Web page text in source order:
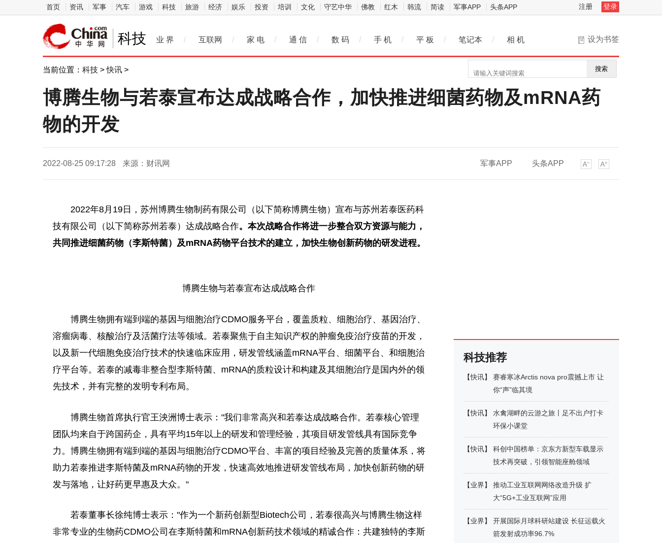
首页 资讯 军事 汽车 游戏 科技 旅游 经济 娱乐 投资 培训 文化 守艺中华 佛教 红木 韩流 简读 军事APP 头条APP 注册 登录
科技 设为书签
业 界 / 互联网 / 家 电 / 通 信 / 数 码 / 手 机 / 平 板 / 笔记本 / 相 机
当前位置： 科技 >快讯 > 搜索
博腾生物与若泰宣布达成战略合作，加快推进细菌药物及mRNA药
物的开发
2022-08-25 09:17:28 来源：财讯网 军事APP 头条APP
2022年8月19日，苏州博腾生物制药有限公司（以下简称博腾生物）宣布与苏州若泰医药科
技有限公司（以下简称苏州若泰）达成战略合作。 本次战略合作将进一步整合双方资源与能力，
共同推进细菌药物（李斯特菌）及mRNA药物平台技术的建立，加快生物创新药物的研发进程。
博腾生物与若泰宣布达成战略合作
博腾生物拥有端到端的基因与细胞治疗CDMO服务平台，覆盖质粒、细胞治疗、基因治疗、
溶瘤病毒、核酸治疗及活菌疗法等领域。若泰聚焦于自主知识产权的肿瘤免疫治疗疫苗的开发，
以及新一代细胞免疫治疗技术的快速临床应用，研发管线涵盖mRNA平台、细菌平台、和细胞治
疗平台等。若泰的减毒非整合型李斯特菌、mRNA的质粒设计和构建及其细胞治疗是国内外的领
先技术，并有完整的发明专利布局。
博腾生物首席执行官王泱洲博士表示："我们非常高兴和若泰达成战略合作。若泰核心管理
团队均来自于跨国药企，具有平均15年以上的研发和管理经验，其项目研发管线具有国际竞争
力。博腾生物拥有端到端的基因与细胞治疗CDMO平台、丰富的项目经验及完善的质量体系，将
助力若泰推进李斯特菌及mRNA药物的开发，快速高效地推进研发管线布局，加快创新药物的研
发与落地，让好药更早惠及大众。"
若泰董事长徐纯博士表示："作为一个新药创新型Biotech公司，若泰很高兴与博腾生物这样
非常专业的生物药CDMO公司在李斯特菌和mRNA创新药技术领域的精诚合作：共建独特的李斯
科技推荐
【快讯】
赛睿寒冰Arctis nova pro震撼上市 让
你“声”临其境
【快讯】
水禽湖畔的云游之旅丨足不出户打卡
环保小课堂
【快讯】
科创中国榜单：京东方新型车载显示
技术再突破，引领智能座舱领域
【业界】
推动工业互联网网络改造升级 扩
大“5G+工业互联网”应用
【业界】
开展国际月球科研站建设 长征运载火
箭发射成功率96.7%